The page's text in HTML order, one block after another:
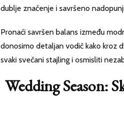
dublje značenje i savršeno
Pronaći savršen balans između
donosimo detaljan vodič kako kroz
svaki svečani stajling i osmisliti
Wedding Season: